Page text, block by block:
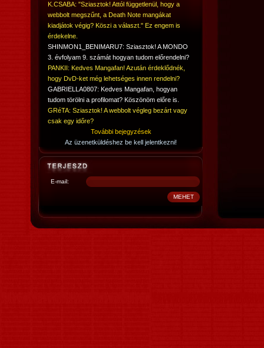
K.CSABA: "Sziasztok! Attól függetlenül, hogy a
webbolt megszűnt, a Death Note mangákat
kiadjátok végig? Köszi a választ." Ez engem is
érdekelne.
SHINMON1_BENIMARU7: Sziasztok! A MONDO
3. évfolyam 9. számát hogyan tudom előrendelni?
PANKII: Kedves Mangafan! Azután érdeklődnék,
hogy DvD-ket még lehetséges innen rendelni?
GABRIELLA0807: Kedves Mangafan, hogyan
tudom törölni a profilomat? Köszönöm előre is.
GRéTA: Sziasztok! A webbolt végleg bezárt vagy
csak egy időre?
További bejegyzések
Az üzenetküldéshez be kell jelentkezni!
E-mail: